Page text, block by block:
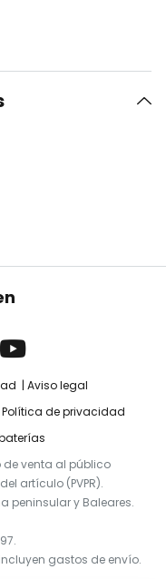
Aviso legal
Política de privacidad
de venta al público
artículo (PVPR).
peninsular y Baleares.
gastos de envío.